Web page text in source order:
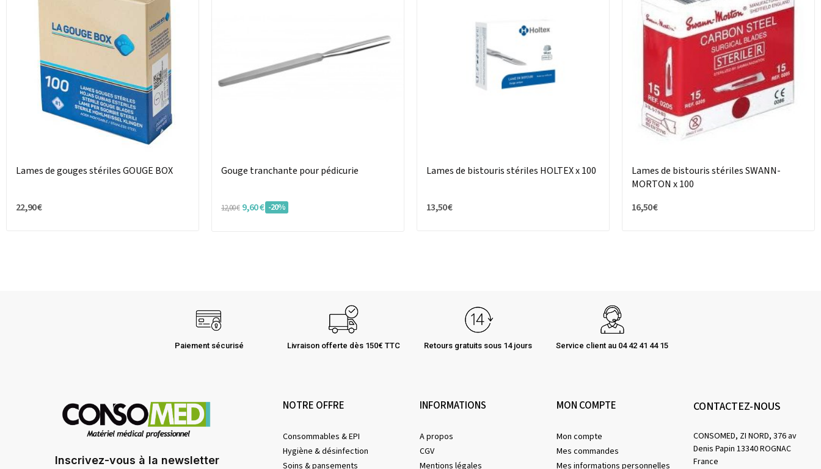
Lames de gouges stériles GOUGE BOX
22,90 €
Gouge tranchante pour pédicurie
12,00 € 9,60 € -20%
Lames de bistouris stériles HOLTEX x 100
13,50 €
Lames de bistouris stériles SWANN-
MORTON x 100
16,50 €
Paiement sécurisé Livraison offerte dès 150€ TTC Retours gratuits sous 14 jours Service client au 04 42 41 44 15
Inscrivez-vous à la newsletter
NOTRE OFFRE
Consommables & EPI
Hygiène & désinfection
Soins & pansements
INFORMATIONS
A propos
CGV
Mentions légales
MON COMPTE
Mon compte
Mes commandes
Mes informations personnelles
CONTACTEZ-NOUS
CONSOMED, ZI NORD, 376 av
Denis Papin 13340 ROGNAC
France